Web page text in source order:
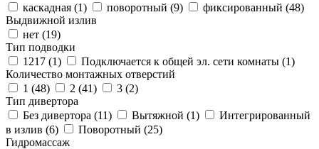
каскадная (1) поворотный (9) фиксированный (48)
Выдвижной излив
нет (19)
Тип подводки
1217 (1) Подключается к общей эл. сети комнаты (1)
Количество монтажных отверстий
1 (48) 2 (41) 3 (2)
Тип дивертора
Без дивертора (11) Вытяжной (1)
Интегрированный
в излив (6) Поворотный (25)
Гидромассаж